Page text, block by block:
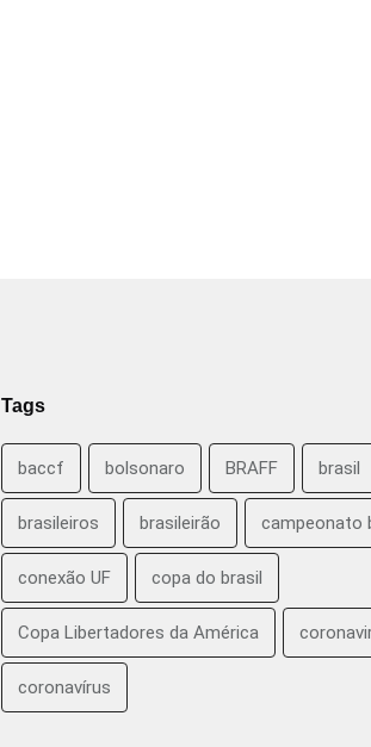
Tags
baccf bolsonaro BRAFF brasil
brasileiros brasileirão campeonato
conexão UF copa do brasil
Copa Libertadores da América
coronavírus